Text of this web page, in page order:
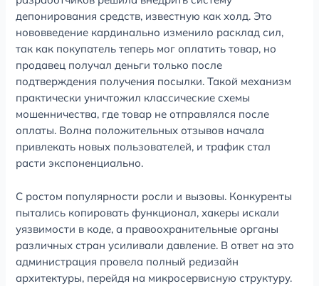
депонирования средств, известную как холд. Это
нововведение кардинально изменило расклад сил,
так как покупатель теперь мог оплатить товар, но
продавец получал деньги только после
подтверждения получения посылки. Такой механизм
практически уничтожил классические схемы
мошенничества, где товар не отправлялся после
оплаты. Волна положительных отзывов начала
привлекать новых пользователей, и трафик стал
расти экспоненциально.
С ростом популярности росли и вызовы. Конкуренты
пытались копировать функционал, хакеры искали
уязвимости в коде, а правоохранительные органы
различных стран усиливали давление. В ответ на это
администрация провела полный редизайн
архитектуры, перейдя на микросервисную структуру.